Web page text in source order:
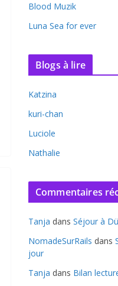
Blood Muzik
Luna Sea for ever
Blogs à lire
Katzina
kuri-chan
Luciole
Nathalie
Commentaires
Tanja dans Séjour à
NomadeSurRails dans
jour
Tanja dans Bilan